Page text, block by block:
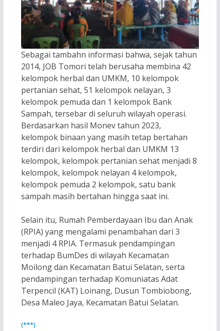
Sebagai tambahn informasi bahwa, sejak tahun
2014, JOB Tomori telah berusaha membina 42
kelompok herbal dan UMKM, 10 kelompok
pertanian sehat, 51 kelompok nelayan, 3
kelompok pemuda dan 1 kelompok Bank
Sampah, tersebar di seluruh wilayah operasi.
Berdasarkan hasil Monev tahun 2023,
kelompok binaan yang masih tetap bertahan
terdiri dari kelompok herbal dan UMKM 13
kelompok, kelompok pertanian sehat menjadi 8
kelompok, kelompok nelayan 4 kelompok,
kelompok pemuda 2 kelompok, satu bank
sampah masih bertahan hingga saat ini.
Selain itu, Rumah Pemberdayaan Ibu dan Anak
(RPIA) yang mengalami penambahan dari 3
menjadi 4 RPIA. Termasuk pendampingan
terhadap BumDes di wilayah Kecamatan
Moilong dan Kecamatan Batui Selatan, serta
pendampingan terhadap Komuniatas Adat
Terpencil (KAT) Loinang, Dusun Tombiobong,
Desa Maleo Jaya, Kecamatan Batui Selatan.
(***)